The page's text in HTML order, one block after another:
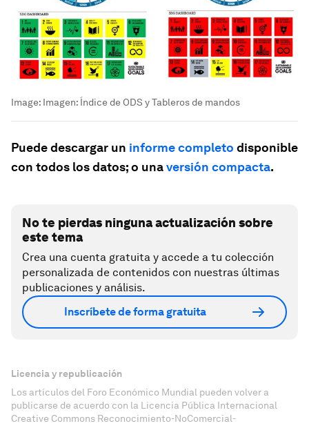
Image: Imagen: Índice de ODS y Tableros de mandos
Puede descargar un informe completo disponible
con todos los datos; o unaversión compacta.
No te pierdas ninguna actualización sobre
este tema
Crea una cuenta gratuita y accede a tu colección
personalizada de contenidos con nuestras últimas
publicaciones y análisis.
Inscríbete de forma gratuita
Licencia y republicación
Los artículos del Foro Económico Mundial pueden volver a
publicarse de acuerdo con la Licencia Pública Internacional
Creative Commons Reconocimiento-NoComercial-